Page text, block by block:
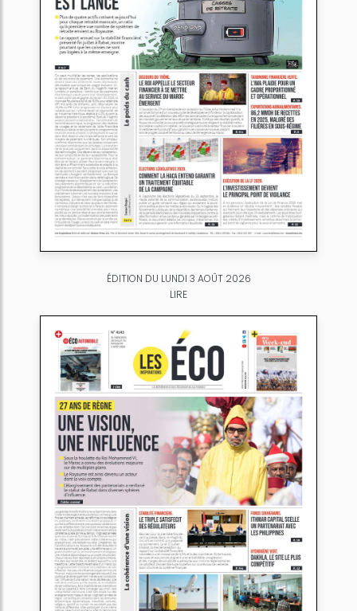
ÉDITION DU LUNDI 3 AOÛT 2026
LIRE